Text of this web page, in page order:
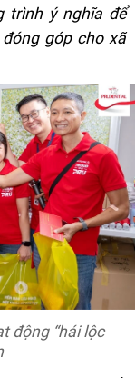
trình ý nghĩa để
góp cho xã
động “hái lộc